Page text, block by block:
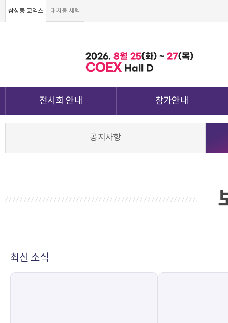
삼성동 코엑스 대치동 세텍
2026. 8월 25(화) ~ 27(목)
COEX Hall D
전시회 안내 참가안내
공지사항
최신 소식